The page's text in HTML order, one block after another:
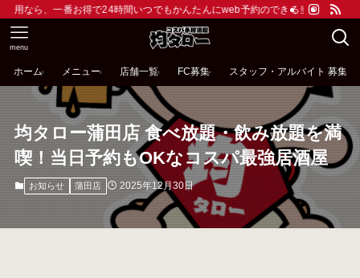
得で24時間いつでもかんたんにweb予約のできる当サイトがおすすめで
menu
ホーム メニュー 店舗一覧 FC募集 スタッフ・アルバイト 募集
均タロー蒲田店 食べ放題・飲み放題を満
喫！当日予約もOKなコスパ最強居酒屋
お知らせ 蒲田店 2025年12月30日